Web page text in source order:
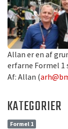
Allan er en af
erfarne Formel 1
Af: Allan (
KATEGORIER
Formel 1